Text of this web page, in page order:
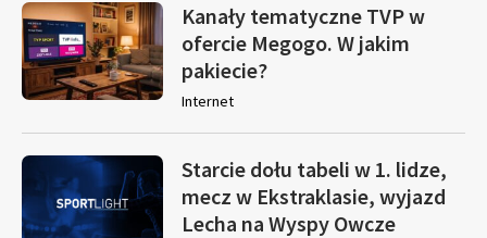
Kanały tematyczne TVP w
ofercie Megogo. W jakim
pakiecie?
Internet
Starcie dołu tabeli w 1. lidze,
mecz w Ekstraklasie, wyjazd
Lecha na Wyspy Owcze